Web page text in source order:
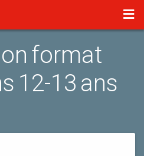
format
12-13 ans